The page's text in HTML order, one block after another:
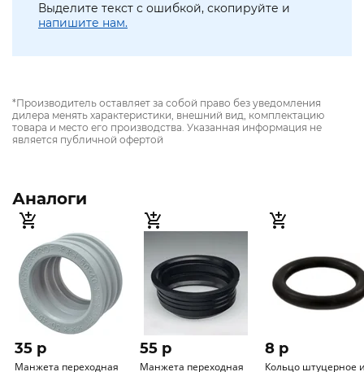
Выделите текст с ошибкой, скопируйте и
напишите нам.
*Производитель оставляет за собой право без уведомления
дилера менять характеристики, внешний вид, комплектацию
товара и место его производства. Указанная информация не
является публичной офертой
Аналоги
35 p
Манжета переходная
55 p
Манжета переходная
8 p
Кольцо штуцерное